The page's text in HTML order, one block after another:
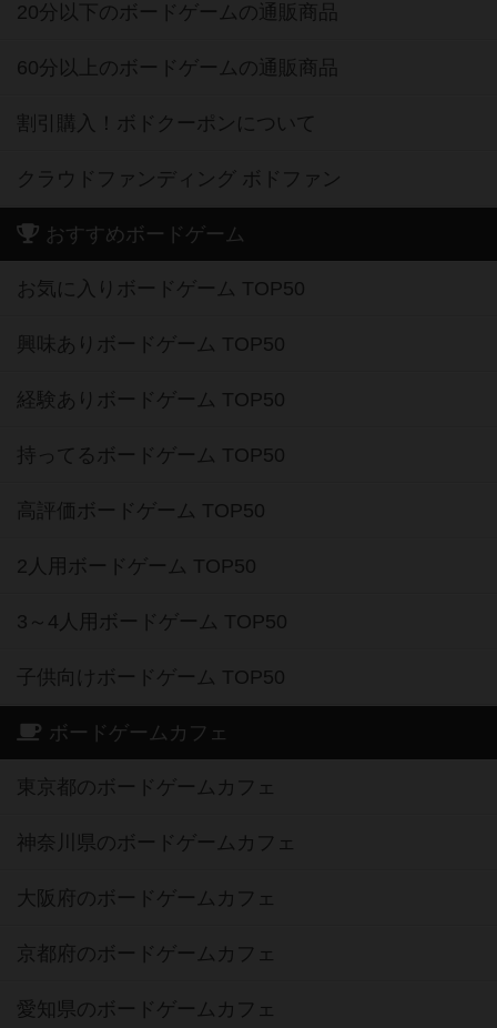
20分以下のボードゲームの通販商品
60分以上のボードゲームの通販商品
割引購入！ボドクーポンについて
クラウドファンディング ボドファン
おすすめボードゲーム
お気に入りボードゲーム TOP50
興味ありボードゲーム TOP50
経験ありボードゲーム TOP50
持ってるボードゲーム TOP50
高評価ボードゲーム TOP50
2人用ボードゲーム TOP50
3～4人用ボードゲーム TOP50
子供向けボードゲーム TOP50
ボードゲームカフェ
東京都のボードゲームカフェ
神奈川県のボードゲームカフェ
大阪府のボードゲームカフェ
京都府のボードゲームカフェ
愛知県のボードゲームカフェ